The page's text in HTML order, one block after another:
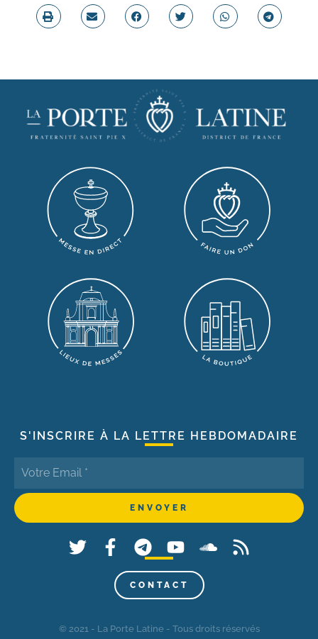
S'INSCRIRE À LA LETTRE HEBDOMADAIRE
CONTACT
© 2021 - La Porte Latine - Tous droits réservés